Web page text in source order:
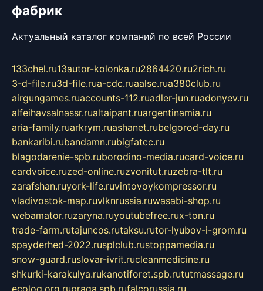
фабрик
Актуальный каталог компаний по всей России
133chel.ru13autor-kolonka.ru2864420.ru2rich.ru
3-d-file.ru3d-file.rua-cdc.ruaalse.rua380club.ru
airgungames.ruaccounts-112.ruadler-jun.ruadonyev.ru
alfeihavsalnassr.rualtaipant.ruargentinamia.ru
aria-family.ruarkrym.ruashanet.rubelgorod-day.ru
bankaribi.rubandamn.rubigfatcc.ru
blagodarenie-spb.ruborodino-media.rucard-voice.ru
cardvoice.ruzed-online.ruzvonitut.ruzebra-tlt.ru
zarafshan.ruyork-life.ruvintovoykompressor.ru
vladivostok-map.ruvlknrussia.ruwasabi-shop.ru
webamator.ruzaryna.ruyoutubefree.rux-ton.ru
trade-farm.rutajuncos.rutaksu.rutor-lyubov-i-grom.ru
spayderhed-2022.rusplclub.rustoppamedia.ru
snow-guard.ruslovar-ivrit.rucleanmedicine.ru
shkurki-karakulya.rukanotiforet.spb.rututmassage.ru
ecolog.org.rupraga.spb.rufalcorussia.ru